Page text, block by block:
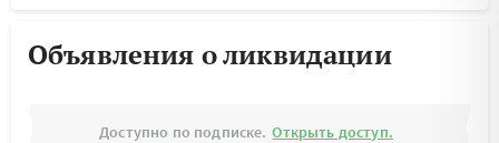
Объявления о ликвидации
Доступно по подписке. Открыть доступ.